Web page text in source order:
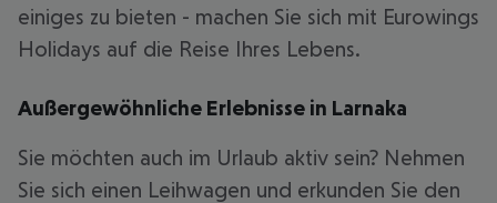
einiges zu bieten - machen Sie sich mit Eurowings
Holidays auf die Reise Ihres Lebens.
Außergewöhnliche Erlebnisse in Larnaka
Sie möchten auch im Urlaub aktiv sein? Nehmen
Sie sich einen Leihwagen und erkunden Sie den